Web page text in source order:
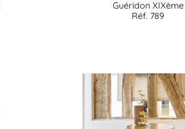
Guéridon XIXème
Réf. 789